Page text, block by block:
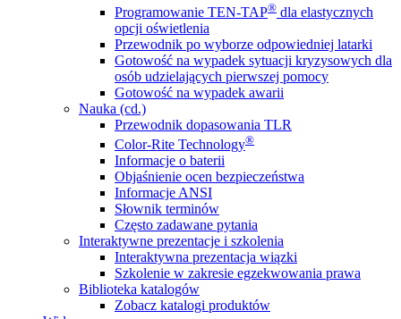
Programowanie TEN-TAP® dla elastycznych
opcji oświetlenia
Przewodnik po wyborze odpowiedniej latarki
Gotowość na wypadek sytuacji kryzysowych dla
osób udzielających pierwszej pomocy
Gotowość na wypadek awarii
Nauka (cd.)
Przewodnik dopasowania TLR
Color-Rite Technology®
Informacje o baterii
Objaśnienie ocen bezpieczeństwa
Informacje ANSI
Słownik terminów
Często zadawane pytania
Interaktywne prezentacje i szkolenia
Interaktywna prezentacja wiązki
Szkolenie w zakresie egzekwowania prawa
Biblioteka katalogów
Zobacz katalogi produktów